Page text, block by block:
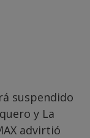
suspendido
y La
advirtió